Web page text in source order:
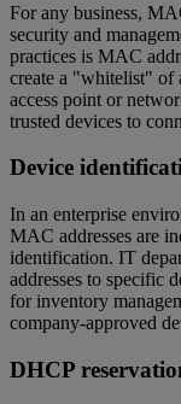
For any business,
security and
practices is MAC
create a "whitelist" of
access point or
trusted devices to
Device
In an enterprise
MAC addresses are
identification. IT
addresses to specific
for inventory
company-approved
DHCP